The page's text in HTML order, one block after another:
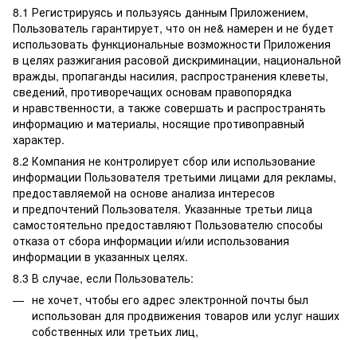
8.1 Регистрируясь и пользуясь данным Приложением,
Пользователь гарантирует, что он не& намерен и не будет
использовать функциональные возможности Приложения
в целях разжигания расовой дискриминации, национальной
вражды, пропаганды насилия, распространения клеветы,
сведений, противоречащих основам правопорядка
и нравственности, а также совершать и распространять
информацию и материалы, носящие противоправный
характер.
8.2 Компания не контролирует сбор или использование
информации Пользователя третьими лицами для рекламы,
предоставляемой на основе анализа интересов
и предпочтений Пользователя. Указанные третьи лица
самостоятельно предоставляют Пользователю способы
отказа от сбора информации и/или использования
информации в указанных целях.
8.3 В случае, если Пользователь:
не хочет, чтобы его адрес электронной почты был
использован для продвижения товаров или услуг наших
собственных или третьих лиц,